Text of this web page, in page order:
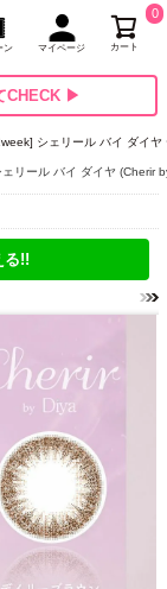
ン マイページ カート
0
CHECK ▶
シェリール バイ ダイヤ
ェリール バイ ダイヤ (Cherir
る!!